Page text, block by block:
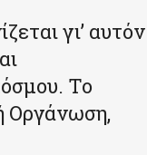
γι’ αυτόν
Το
Οργάνωση,